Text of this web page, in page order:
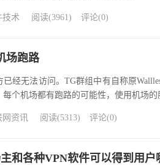
技术 阅读(3961) 评论(0)
场跑路
已经无法访问。TG群组中有自称原
个机场都有跑路的可能性，使用机场的
网资讯 阅读(5313) 评论(0)
和各种VPN软件可以得到用户